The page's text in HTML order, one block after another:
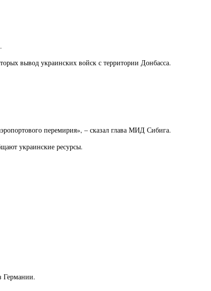
вывод украинских войск с территории Донбасса.
перемирия», – сказал глава МИД Сибига.
украинские ресурсы.
Германии.